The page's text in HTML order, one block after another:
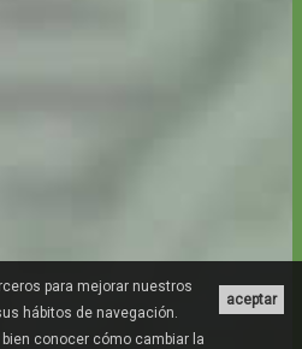
aceptar
para mejorar nuestros
hábitos de navegación.
conocer cómo cambiar la